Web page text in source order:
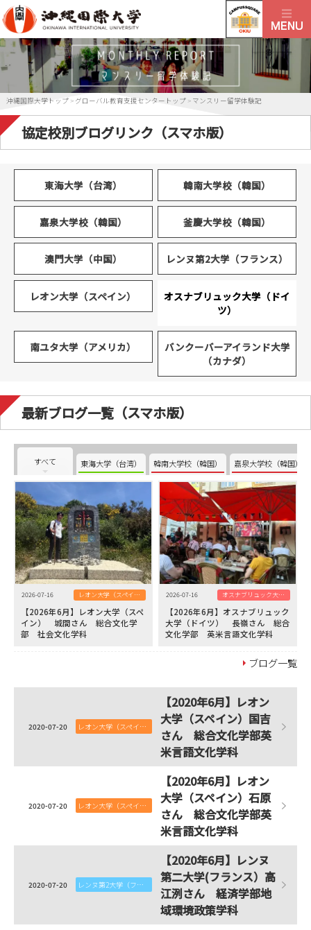
沖縄国際大学トップ > グローバル教育支援センタートップ > マンスリー留学体験記
協定校別ブログリンク（スマホ版）
東海大学（台湾） 韓南大学校（韓国）
嘉泉大学校（韓国） 釜慶大学校（韓国）
澳門大学（中国） レンヌ第2大学（フランス）
レオン大学（スペイン）
オスナブリュック大学（ドイ
ツ）
南ユタ大学（アメリカ）
バンクーバーアイランド大学
（カナダ）
最新ブログ一覧（スマホ版）
すべて 東海大学（台湾） 韓南大学校（韓国） 嘉泉大学校（韓国）
2026-07-16 レオン大学（スペイン）
【2026年6月】レオン大学（スペ
イン） 城間さん 総合文化学
部 社会文化学科
2026-07-16 オスナブリュック大学（ドイツ）
【2026年6月】オスナブリュック
大学（ドイツ） 長嶺さん 総合
文化学部 英米言語文化学科
ブログ一覧
2020-07-20 レオン大学（スペイン）
【2020年6月】レオン
大学（スペイン）国吉
さん 総合文化学部英
米言語文化学科
2020-07-20 レオン大学（スペイン）
【2020年6月】レオン
大学（スペイン）石原
さん 総合文化学部英
米言語文化学科
2020-07-20 レンヌ第2大学（フランス）
【2020年6月】レンヌ
第二大学(フランス）高
江洌さん 経済学部地
域環境政策学科